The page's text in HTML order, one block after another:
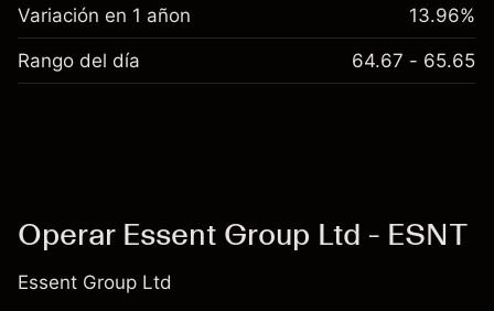
Variación en 1 añon 13.96%
Rango del día 64.67 - 65.65
Operar Essent Group Ltd - ESNT
Essent Group Ltd